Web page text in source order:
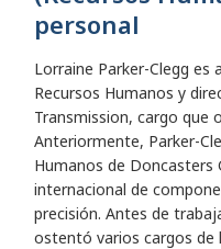
personal
Lorraine Parker-Clegg es
Recursos Humanos y
Transmission, cargo que
Anteriormente, Parker-
Humanos de Doncasters
internacional de
precisión. Antes de
ostentó varios cargos de